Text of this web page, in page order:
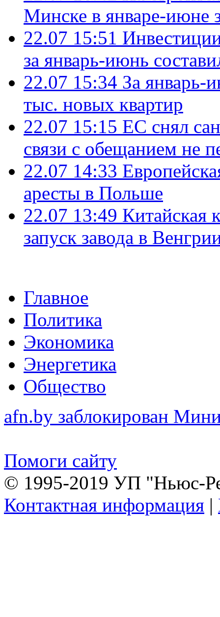
Минске в январе-июне
22.07 15:51
за январь-июнь
22.07 15:34 За январь-
тыс. новых квартир
22.07 15:15 ЕС снял
связи с обещанием не
22.07 14:33
аресты в Польше
22.07 13:49 Китайская
запуск завода в
Главное
Политика
Экономика
Энергетика
Общество
afn.by заблокирован
Помоги сайту
© 1995-2019 УП "Ньюс-
Контактная информация |